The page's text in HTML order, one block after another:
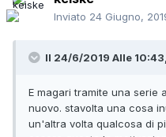
Inviato 24 Giugno,
Il 24/6/2019 Alle 10:43,
E magari tramite una serie
nuovo. stavolta una cosa
un'altra volta qualcosa di